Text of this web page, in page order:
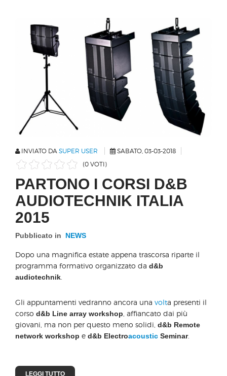
INVIATO DA SUPER USER
SABATO, 03-03-2018
(0 VOTI)
PARTONO I CORSI D&B
AUDIOTECHNIK ITALIA
2015
Pubblicato in NEWS
Dopo una magnifica estate appena trascorsa riparte il
programma formativo organizzato da d&b
audiotechnik
Gli appuntamenti vedranno ancora una volta presenti il
corso d&b Line array workshop , affiancato dai più
giovani, ma non per questo meno solidi, d&b Remote
network workshop e d&b Electroacoustic Seminar.
LEGGI TUTTO